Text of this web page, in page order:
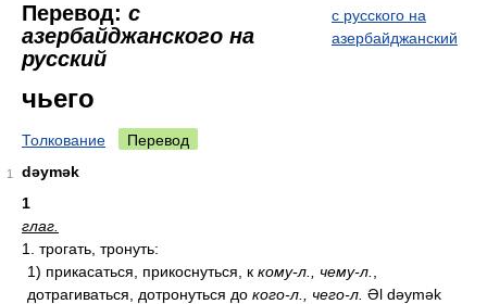
Перевод: с
азербайджанского на
русский
с русского на
азербайджанский
чьего
Толкование Перевод
1
dəymək
1
глаг.
1. трогать, тронуть:
1) прикасаться, прикоснуться, к кому-л., чему-л.
дотрагиваться, дотронуться до кого-л., чего-л. Əl dəymək